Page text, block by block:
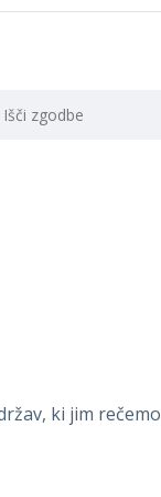
ki jim rečemo